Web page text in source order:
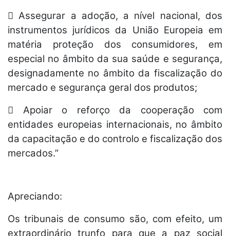
 Assegurar a adoção, a nível nacional, dos
instrumentos jurídicos da União Europeia em
matéria proteção dos consumidores, em
especial no âmbito da sua saúde e segurança,
designadamente no âmbito da fiscalização do
mercado e segurança geral dos produtos;
 Apoiar o reforço da cooperação com
entidades europeias internacionais, no âmbito
da capacitação e do controlo e fiscalização dos
mercados.”
Apreciando:
Os tribunais de consumo são, com efeito, um
extraordinário trunfo para que a paz social